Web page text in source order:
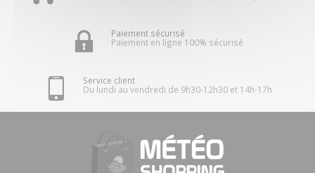
Paiement sécurisé
Paiement en ligne 100% sécurisé
Service client
Du lundi au vendredi de 9h30-12h30 et 14h-17h